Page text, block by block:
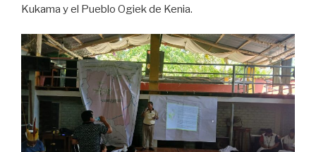
Kukama y el Pueblo Ogiek de Kenia.